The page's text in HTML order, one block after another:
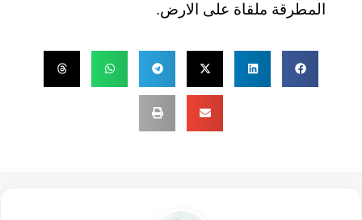
المطرقة ملقاة على الارض.